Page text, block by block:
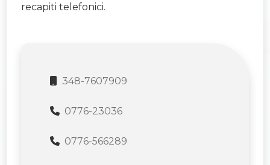
recapiti telefonici.
348-7607909
0776-23036
0776-566289